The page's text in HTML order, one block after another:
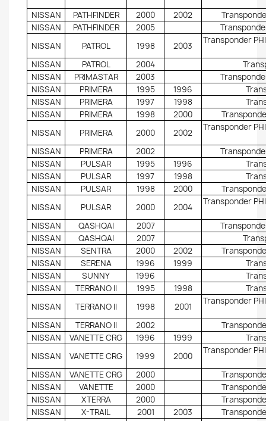
NISSAN PATHFINDER 2000 2002
NISSAN
PATHFINDER 2005
NISSAN
PATROL 1998 2003
Transponder
NISSAN PATROL 2004
NISSAN
PRIMASTAR 2003
NISSAN
PRIMERA 1995 1996
NISSAN
PRIMERA 1997 1998
NISSAN
PRIMERA 1998 2000
NISSAN
PRIMERA 2000 2002
Transponder
NISSAN PRIMERA 2002
NISSAN
PULSAR 1995 1996
NISSAN
PULSAR 1997 1998
NISSAN
PULSAR 1998 2000
NISSAN
PULSAR 2000 2004
Transponder
NISSAN QASHQAI 2007
NISSAN
QASHQAI 2007
NISSAN
SENTRA 2000 2002
NISSAN
SERENA 1996 1999
NISSAN
SUNNY 1996
NISSAN
TERRANO II 1995 1998
NISSAN
TERRANO II 1998 2001
Transponder
NISSAN TERRANO II 2002
NISSAN
VANETTE CRG 1996 1999
NISSAN
VANETTE CRG 1999 2000
Transponder
NISSAN VANETTE CRG 2000
NISSAN
VANETTE 2000
NISSAN
XTERRA 2000
NISSAN
X-TRAIL 2001 2003